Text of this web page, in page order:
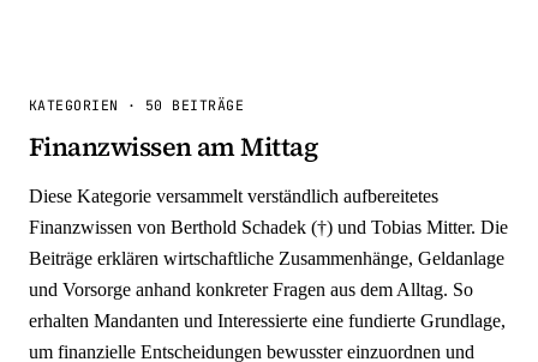
KATEGORIEN · 50 BEITRÄGE
Finanzwissen am Mittag
Diese Kategorie versammelt verständlich aufbereitetes
Finanzwissen von Berthold Schadek (†) und Tobias Mitter. Die
Beiträge erklären wirtschaftliche Zusammenhänge, Geldanlage
und Vorsorge anhand konkreter Fragen aus dem Alltag. So
erhalten Mandanten und Interessierte eine fundierte Grundlage,
um finanzielle Entscheidungen bewusster einzuordnen und